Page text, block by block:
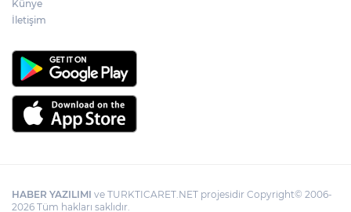
Künye
İletişim
HABER YAZILIMI ve TURKTICARET.NET projesidir Copyright© 2006-
2026 Tüm hakları saklıdır.